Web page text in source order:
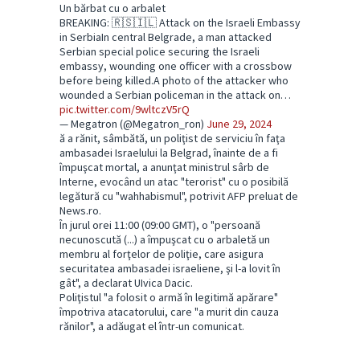
Un bărbat cu o arbalet
BREAKING: 🇷🇸🇮🇱 Attack on the Israeli Embassy
in SerbiaIn central Belgrade, a man attacked
Serbian special police securing the Israeli
embassy, wounding one officer with a crossbow
before being killed.A photo of the attacker who
wounded a Serbian policeman in the attack on…
pic.twitter.com/9wltczV5rQ
— Megatron (@Megatron_ron) June 29, 2024
ă a rănit, sâmbătă, un poliţist de serviciu în faţa
ambasadei Israelului la Belgrad, înainte de a fi
împuşcat mortal, a anunţat ministrul sârb de
Interne, evocând un atac "terorist" cu o posibilă
legătură cu "wahhabismul", potrivit AFP preluat de
News.ro.
În jurul orei 11:00 (09:00 GMT), o "persoană
necunoscută (...) a împuşcat cu o arbaletă un
membru al forţelor de poliţie, care asigura
securitatea ambasadei israeliene, şi l-a lovit în
gât", a declarat UIvica Dacic.
Poliţistul "a folosit o armă în legitimă apărare"
împotriva atacatorului, care "a murit din cauza
rănilor", a adăugat el într-un comunicat.